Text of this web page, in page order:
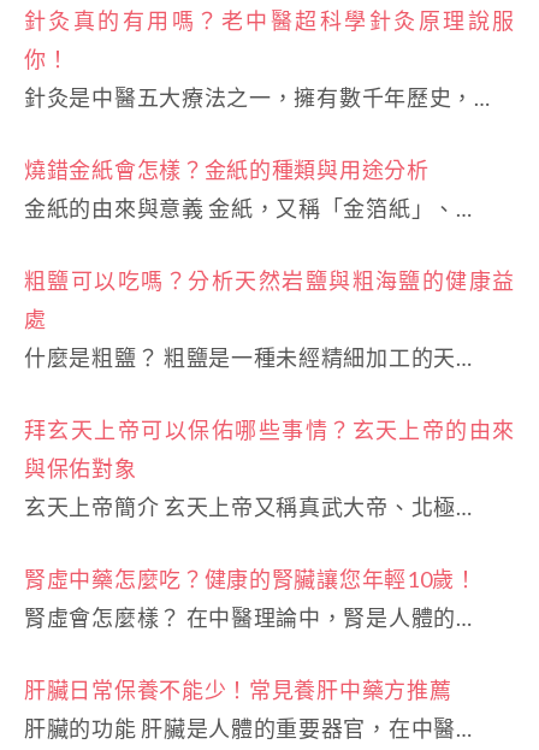
針灸真的有用嗎？老中醫超科學針灸原理說服
你！
針灸是中醫五大療法之一，擁有數千年歷史，…
燒錯金紙會怎樣？金紙的種類與用途分析
金紙的由來與意義 金紙，又稱「金箔紙」、…
粗鹽可以吃嗎？分析天然岩鹽與粗海鹽的健康益
處
什麼是粗鹽？ 粗鹽是一種未經精細加工的天…
拜玄天上帝可以保佑哪些事情？玄天上帝的由來
與保佑對象
玄天上帝簡介 玄天上帝又稱真武大帝、北極…
腎虛中藥怎麼吃？健康的腎臟讓您年輕10歲！
腎虛會怎麼樣？ 在中醫理論中，腎是人體的…
肝臟日常保養不能少！常見養肝中藥方推薦
肝臟的功能 肝臟是人體的重要器官，在中醫…